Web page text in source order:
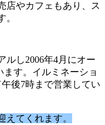
店やカフェもあり、ス
。
ルし2006年4月にオー
ます。イルミネーショ
後7時まで営業してい
えてくれます。